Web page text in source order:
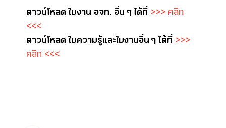
ดาวน์โหลด ใบงาน อจท. อื่น ๆ ได้ที่ >>> คลิก
<<<
ดาวน์โหลด ใบความรู้และใบงาน อื่น ๆ ได้ที่ >>>
คลิก <<<